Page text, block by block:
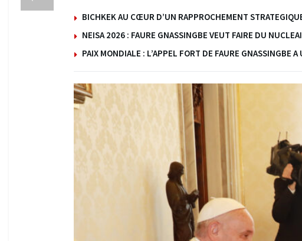
BICHKEK AU CŒUR D’UN RAPPROCHEMENT
NEISA 2026 : FAURE GNASSINGBE VEUT FAIRE DU
PAIX MONDIALE : L’APPEL FORT DE FAURE GNASSINGBE